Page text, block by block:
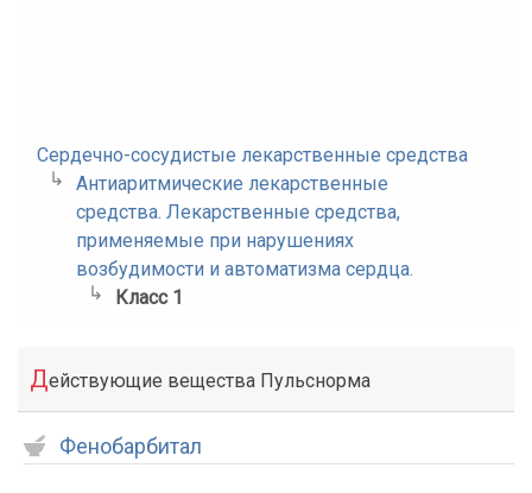
Сердечно-сосудистые лекарственные средства
Антиаритмические лекарственные
средства. Лекарственные средства,
применяемые при нарушениях
возбудимости и автоматизма сердца.
Класс 1
Действующие вещества Пульснорма
Фенобарбитал